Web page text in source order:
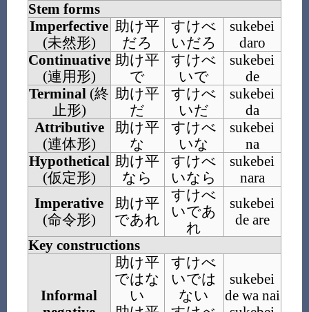
Stem forms
Imperfective
(未然形)
助け平
だろ
すけべ
いだろ
sukebei
daro
Continuative
(連用形)
助け平
で
すけべ
いで
sukebei
de
Terminal (終
止形)
助け平
だ
すけべ
いだ
sukebei
da
Attributive
(連体形)
助け平
な
すけべ
いな
sukebei
na
Hypothetical
(仮定形)
助け平
なら
すけべ
いなら
sukebei
nara
Imperative
(命令形)
助け平
であれ
すけべ
いであ
れ
sukebei
de are
Key constructions
Informal
助け平
ではな
い
すけべ
いでは
ない
sukebei
de wa nai